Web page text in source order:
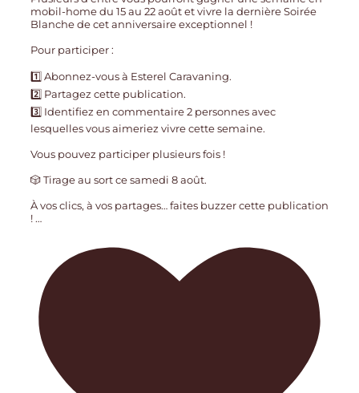
mobil-home du 15 au 22 août et vivre la dernière Soirée
Blanche de cet anniversaire exceptionnel !
Pour participer :
1️⃣ Abonnez-vous à Esterel Caravaning.
2️⃣ Partagez cette publication.
3️⃣ Identifiez en commentaire 2 personnes avec
lesquelles vous aimeriez vivre cette semaine.
Vous pouvez participer plusieurs fois !
🎲 Tirage au sort ce samedi 8 août.
À vos clics, à vos partages… faites buzzer cette publication
! …